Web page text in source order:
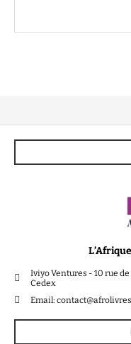
Iviyo Ventures - 10 rue
Cedex
Email: